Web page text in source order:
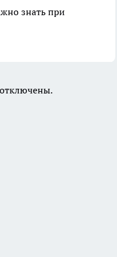
знать при